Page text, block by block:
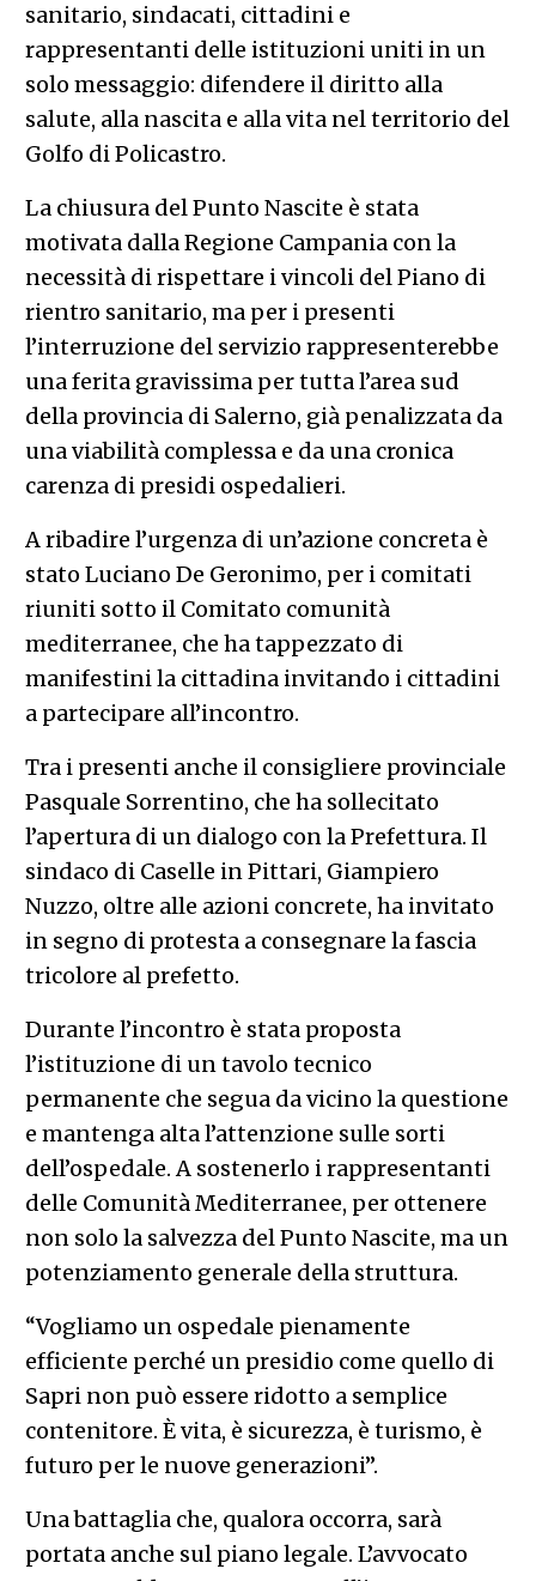
sanitario, sindacati, cittadini e
rappresentanti delle istituzioni uniti in un
solo messaggio: difendere il diritto alla
salute, alla nascita e alla vita nel territorio del
Golfo di Policastro.
La chiusura del Punto Nascite è stata
motivata dalla Regione Campania con la
necessità di rispettare i vincoli del Piano di
rientro sanitario, ma per i presenti
l’interruzione del servizio rappresenterebbe
una ferita gravissima per tutta l’area sud
della provincia di Salerno, già penalizzata da
una viabilità complessa e da una cronica
carenza di presidi ospedalieri.
A ribadire l’urgenza di un’azione concreta è
stato Luciano De Geronimo, per i comitati
riuniti sotto il Comitato comunità
mediterranee, che ha tappezzato di
manifestini la cittadina invitando i cittadini
a partecipare all’incontro.
Tra i presenti anche il consigliere provinciale
Pasquale Sorrentino, che ha sollecitato
l’apertura di un dialogo con la Prefettura. Il
sindaco di Caselle in Pittari, Giampiero
Nuzzo, oltre alle azioni concrete, ha invitato
in segno di protesta a consegnare la fascia
tricolore al prefetto.
Durante l’incontro è stata proposta
l’istituzione di un tavolo tecnico
permanente che segua da vicino la questione
e mantenga alta l’attenzione sulle sorti
dell’ospedale. A sostenerlo i rappresentanti
delle Comunità Mediterranee, per ottenere
non solo la salvezza del Punto Nascite, ma un
potenziamento generale della struttura.
“Vogliamo un ospedale pienamente
efficiente perché un presidio come quello di
Sapri non può essere ridotto a semplice
contenitore. È vita, è sicurezza, è turismo, è
futuro per le nuove generazioni”.
Una battaglia che, qualora occorra, sarà
portata anche sul piano legale. L’avvocato